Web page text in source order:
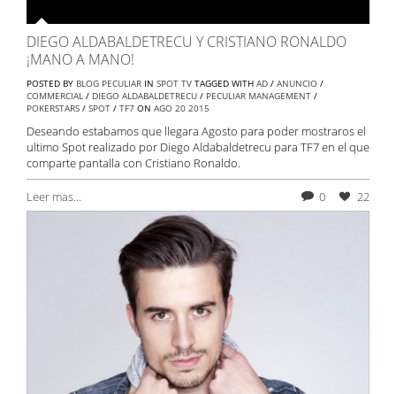
DIEGO ALDABALDETRECU Y CRISTIANO RONALDO
¡MANO A MANO!
POSTED BY BLOG PECULIAR IN SPOT TV TAGGED WITH AD / ANUNCIO /
COMMERCIAL / DIEGO ALDABALDETRECU / PECULIAR MANAGEMENT /
POKERSTARS / SPOT / TF7 ON AGO 20 2015
Deseando estabamos que llegara Agosto para poder mostraros el
ultimo Spot realizado por Diego Aldabaldetrecu para TF7 en el que
comparte pantalla con Cristiano Ronaldo.
Leer mas... 0 22